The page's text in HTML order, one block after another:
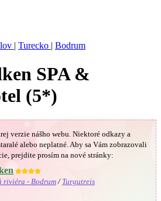
| Turecko | Bodrum
SPA &
(5*)
verzie nášho webu. Niektoré odkazy a
alebo neplatné. Aby sa Vám zobrazovali
prejdite prosím na nové stránky:
★★★★
riviéra - Bodrum / Turgutreis